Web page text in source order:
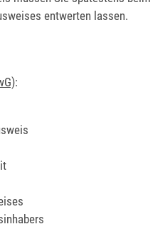
entwerten lassen.
: